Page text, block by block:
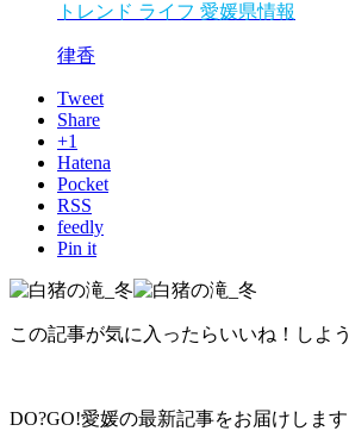
トレンド ライフ 愛媛県情報
律香
Tweet
Share
+1
Hatena
Pocket
RSS
feedly
Pin it
この記事が気に入ったらいいね！しよう
DO?GO!愛媛の最新記事をお届けします